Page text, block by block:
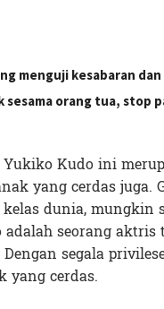
menguji kesabaran
orang tua, stop
Kudo ini
yang cerdas juga.
dunia,
seorang
segala
yang cerdas.